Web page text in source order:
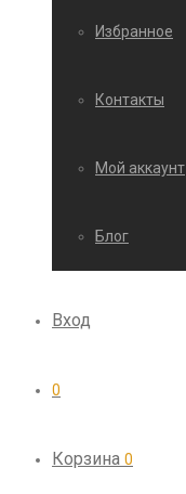
Избранное
Контакты
Мой аккаунт
Блог
Вход
0
Корзина 0